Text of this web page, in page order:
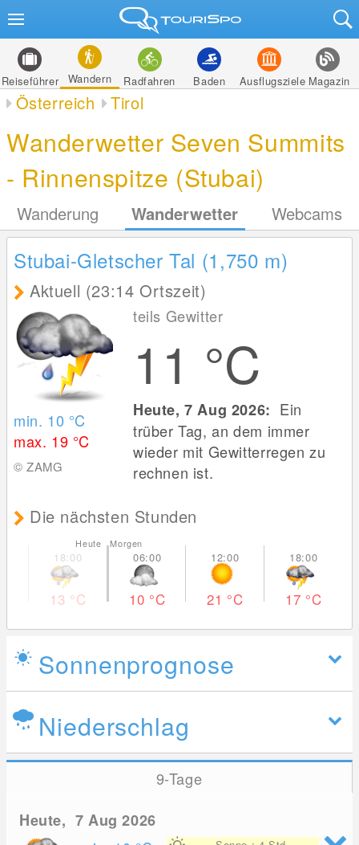
Reiseführer Wandern Radfahren Baden Ausflugsziele Magazin
Österreich Tirol
Wanderwetter Seven Summits
- Rinnenspitze (Stubai)
Wanderung Wanderwetter Webcams
Stubai-Gletscher Tal (1,750 m)
Aktuell (23:14 Ortszeit)
min. 10 °C
max. 19 °C
© ZAMG
teils Gewitter
11 °C
Heute, 7 Aug 2026: Ein
trüber Tag, an dem immer
wieder mit Gewitterregen zu
rechnen ist.
Die nächsten Stunden
13 °C
Heute Morgen
10 °C 21 °C 17 °C
Sonnenprognose
Niederschlag
9-Tage
Heute, 7 Aug 2026